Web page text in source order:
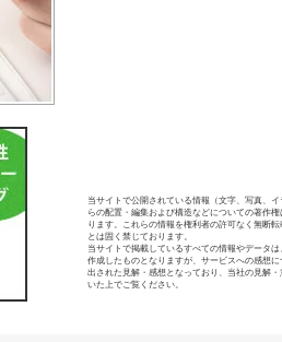
当サイトで公開されている情報（文字、写真、
らの配置・編集および構造などについての著作
ります。これらの情報を権利者の許可なく無断
とは固く禁じております。
当サイトで掲載しているすべての情報やデータ
作成したものとなりますが、サービスへの感想
出された見解・感想となっており、当社の見解
いた上でご覧ください。